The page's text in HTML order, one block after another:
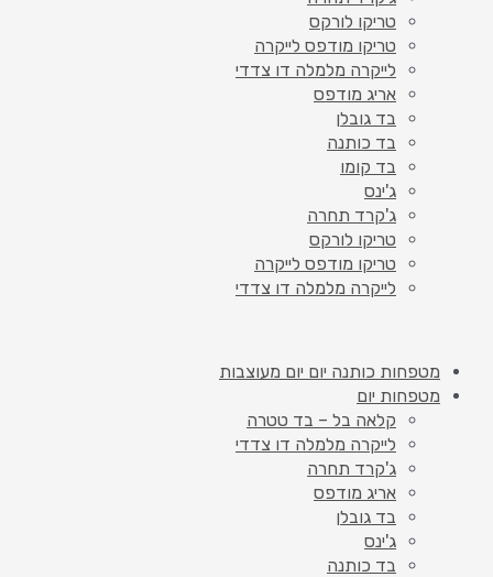
טריקו לורקס
טריקו מודפס לייקרה
לייקרה מלמלה דו צדדי
אריג מודפס
בד גובלן
בד כותנה
בד קומו
ג'ינס
ג'קרד תחרה
טריקו לורקס
טריקו מודפס לייקרה
לייקרה מלמלה דו צדדי
מטפחות כותנה יום יום מעוצבות
מטפחות יום
קלאה בל – בד טטרה
לייקרה מלמלה דו צדדי
ג'קרד תחרה
אריג מודפס
בד גובלן
ג'ינס
בד כותנה